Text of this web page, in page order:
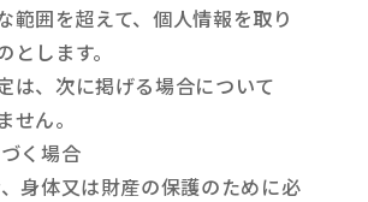
範囲を超えて、個人情報を取り
します。
は、次に掲げる場合について
せん。
く場合
身体又は財産の保護のために必